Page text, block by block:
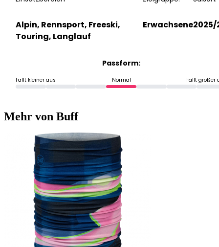
Alpin, Rennsport, Freeski,
Touring, Langlauf
Erwachsene2025/
Passform:
Fällt kleiner aus Normal Fällt größer
Mehr von Buff